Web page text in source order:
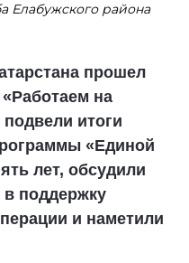
Елабужского района
прошел
на
подвели итоги
«Единой
лет, обсудили
поддержку
и наметили